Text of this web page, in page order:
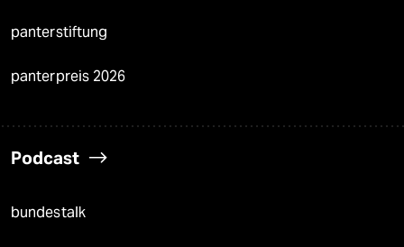
panterstiftung
panterpreis 2026
Podcast
bundestalk